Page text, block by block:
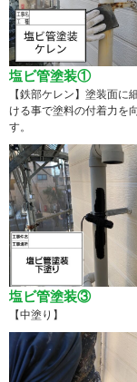
塩ビ管塗装①
【鉄部ケレン】塗装面に
ける事で塗料の付着力を
す。
塩ビ管塗装③
【中塗り】